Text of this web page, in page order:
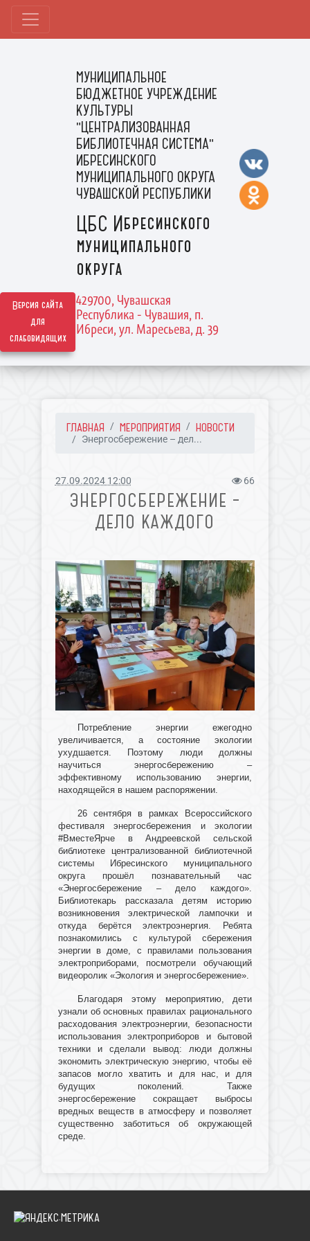
Версия сайта
для
слабовидящих
МУНИЦИПАЛЬНОЕ
БЮДЖЕТНОЕ УЧРЕЖДЕНИЕ
КУЛЬТУРЫ
"ЦЕНТРАЛИЗОВАННАЯ
БИБЛИОТЕЧНАЯ СИСТЕМА"
ИБРЕСИНСКОГО
МУНИЦИПАЛЬНОГО ОКРУГА
ЧУВАШСКОЙ РЕСПУБЛИКИ
ЦБС Ибресинского
муниципального
округа
429700, Чувашская
Республика - Чувашия, п.
Ибреси, ул. Маресьева, д. 39
ГЛАВНАЯ МЕРОПРИЯТИЯ НОВОСТИ
Энергосбережение – дел...
27.09.2024 12:00 66
ЭНЕРГОСБЕРЕЖЕНИЕ –
ДЕЛО КАЖДОГО
Потребление энергии ежегодно
увеличивается, а состояние экологии
ухудшается. Поэтому люди должны
научиться энергосбережению –
эффективному использованию энергии,
находящейся в нашем распоряжении.
26 сентября в рамках Всероссийского
фестиваля энергосбережения и экологии
#ВместеЯрче в Андреевской сельской
библиотеке централизованной библиотечной
системы Ибресинского муниципального
округа прошёл познавательный час
«Энергосбережение – дело каждого».
Библиотекарь рассказала детям историю
возникновения электрической лампочки и
откуда берётся электроэнергия. Ребята
познакомились с культурой сбережения
энергии в доме, с правилами пользования
электроприборами, посмотрели обучающий
видеоролик «Экология и энергосбережение».
Благодаря этому мероприятию, дети
узнали об основных правилах рационального
расходования электроэнергии, безопасности
использования электроприборов и бытовой
техники и сделали вывод: люди должны
экономить электрическую энергию, чтобы её
запасов могло хватить и для нас, и для
будущих поколений. Также
энергосбережение сокращает выбросы
вредных веществ в атмосферу и позволяет
существенно заботиться об окружающей
среде.